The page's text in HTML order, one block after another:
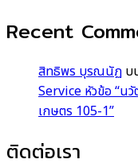
Recent
สิทธิพร บุรณนัฏ บ
Service หัวข้อ “น
เกษตร 105-1”
ติดต่อเรา